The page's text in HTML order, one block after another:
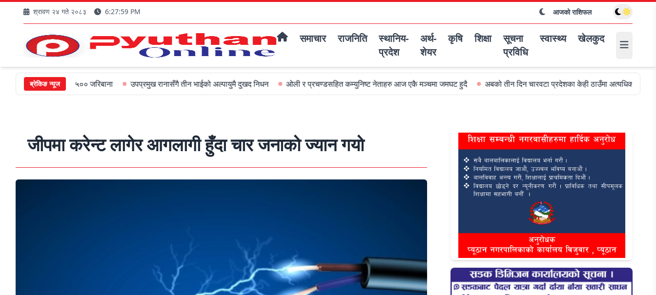
श्रावण २४ गते २०८३ 6:28:00 PM आजको राशिफल
समाचार राजनिति
स्थानिय-
प्रदेश
अर्थ-
शेयर
कृषि शिक्षा
सूचना
प्रविधि
स्वास्थ्य खेलकुद
ब्रेकिङ न्यूज
५०० जरिबाना उपप्रमुख रानासँगै तीन भाईको अल्पायुमै दुखद निधन ओली र प्रचण्डसहित कम्युनिष्ट नेताहरु आज एकै मञ्चमा जमघट हुदै अबको तीन दिन चारवटा प्रदेशका केही ठाउँमा अत्यधिक वर्षा हुन सक्ने
जीपमा करेन्ट लागेर आगलागी हुँदा चार जनाको ज्यान गयो